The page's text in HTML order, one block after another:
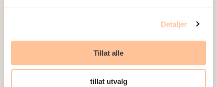
Detaljer
Tillat alle
tillat utvalg